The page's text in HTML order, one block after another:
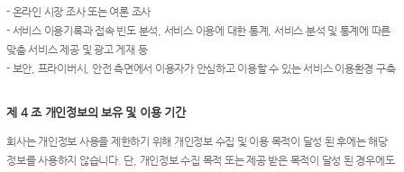
- 온라인 시장 조사 또는 여론 조사
- 서비스 이용기록과 접속 빈도 분석, 서비스 이용에 대한 통계, 서비스 분석 및 통계에 따른
맞춤 서비스 제공 및 광고 게재 등
- 보안, 프라이버시, 안전 측면에서 이용자가 안심하고 이용할 수 있는 서비스 이용환경 구축
제 4 조 개인정보의 보유 및 이용 기간
회사는 개인정보 사용을 제한하기 위해 개인정보 수집 및 이용 목적이 달성 된 후에는 해당
정보를 사용하지 않습니다. 단, 개인정보 수집 목적 또는 제공 받은 목적이 달성 된 경우에도